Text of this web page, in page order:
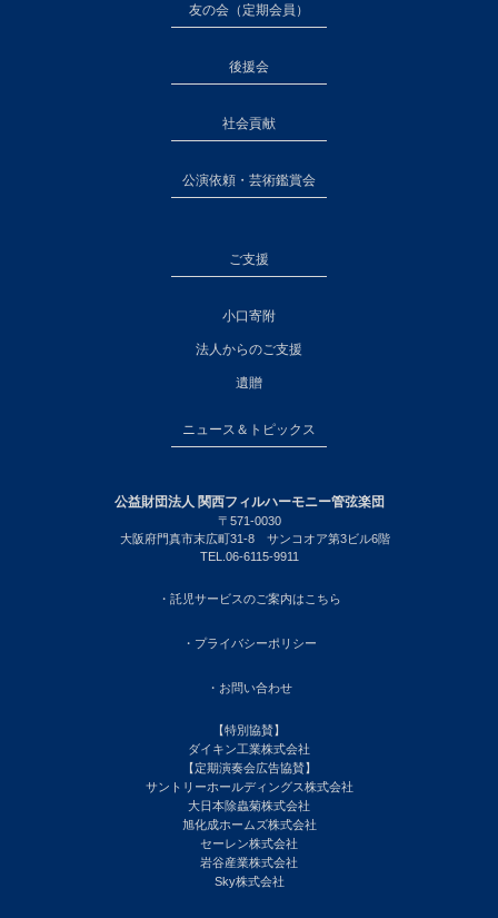
友の会（定期会員）
後援会
社会貢献
公演依頼・芸術鑑賞会
ご支援
小口寄附
法人からのご支援
遺贈
ニュース＆トピックス
公益財団法人 関西フィルハーモニー管弦楽団
〒571-0030
大阪府門真市末広町31-8 サンコオア第3ビル6階
TEL.06-6115-9911
・託児サービスのご案内はこちら
・プライバシーポリシー
・お問い合わせ
【特別協賛】
ダイキン工業株式会社
【定期演奏会広告協賛】
サントリーホールディングス株式会社
大日本除蟲菊株式会社
旭化成ホームズ株式会社
セーレン株式会社
岩谷産業株式会社
Sky株式会社